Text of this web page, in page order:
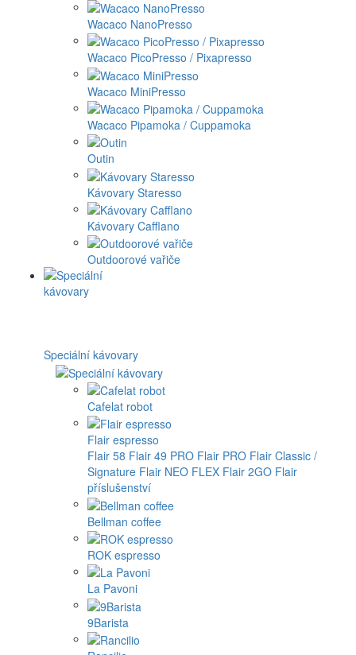
Wacaco NanoPresso
Wacaco PicoPresso / Pixapresso
Wacaco MiniPresso
Wacaco Pipamoka / Cuppamoka
Outin
Kávovary Staresso
Kávovary Cafflano
Outdoorové vařiče
Speciální kávovary
Cafelat robot
Flair espresso
Flair 58 Flair 49 PRO Flair PRO Flair Classic /
Signature Flair NEO FLEX Flair 2GO Flair
příslušenství
Bellman coffee
ROK espresso
La Pavoni
9Barista